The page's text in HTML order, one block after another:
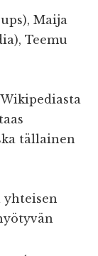
Maija
Teemu
tällainen